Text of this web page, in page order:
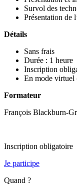
Survol des
Présentation de
Détails
Sans frais
Durée : 1 heure
Inscription
En mode virtuel
Formateur
François Blackburn-
Inscription obligatoire
Je participe
Quand ?